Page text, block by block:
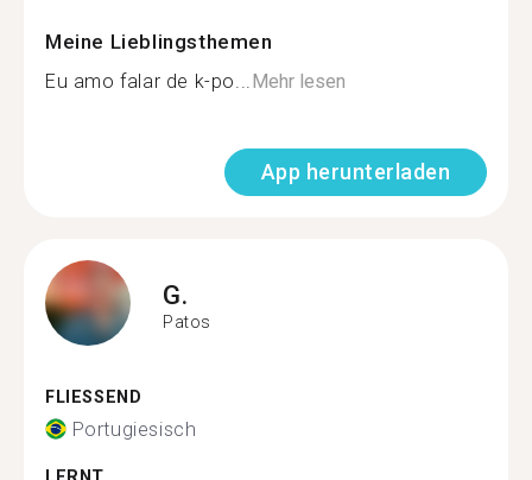
Meine Lieblingsthemen
Eu amo falar de k-po...Mehr lesen
App herunterladen
G.
Patos
FLIESSEND
Portugiesisch